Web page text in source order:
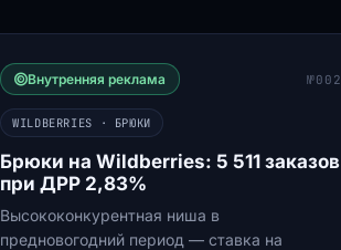
Внутренняя реклама №002
WILDBERRIES · БРЮКИ
Брюки на Wildberries: 5 511 заказов
при ДРР 2,83%
Высококонкурентная ниша в
предновогодний период — ставка на